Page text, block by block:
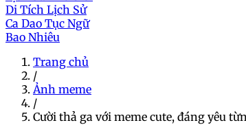
Di Tích Lịch Sử
Ca Dao Tục Ngữ
Bao Nhiêu
Trang chủ
/
Ảnh meme
/
Cười thả ga với meme cute, đáng yêu